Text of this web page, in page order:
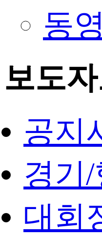
동
보도
공지
경기
대회